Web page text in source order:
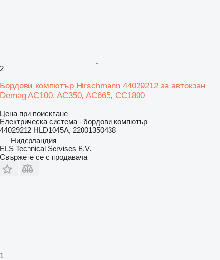
2
Бордови компютър Hirschmann 44029212 за автокран
Demag AC100, AC350, AC665, CC1800
Цена при поискване
Електрическа система - бордови компютър
44029212 HLD1045A, 22001350438
Нидерландия
ELS Technical Servises B.V.
Свържете се с продавача
1